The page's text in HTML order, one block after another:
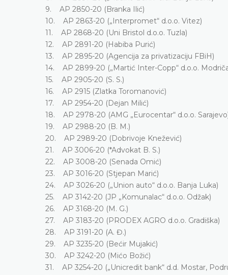
9. AP 2850-20 (Branka Ilić)
10. AP 2863-20 („Interpromet“ d.o.o. Vitez)
11. AP 2868-20 (Uni Bristol d.o.o. Tuzla)
12. AP 2891-20 (Habiba Purić)
13. AP 2895-20 (Agencija za privatizaciju FBiH)
14. AP 2899-20 („Martić Inter-Copp“ d.o.o.
15. AP 2905-20 (S. S.)
16. AP 2915 (Zlatka Toromanović)
17. AP 2954-20 (Dejan Milić)
18. AP 2978-20 (AMG „Eurocentar“ d.o.o.
19. AP 2988-20 (B. M.)
20. AP 2989-20 (Dobrivoje Knežević)
21. AP 3006-20 (*Advokat B. S.)
22. AP 3008-20 (Senada Omić)
23. AP 3016-20 (Stjepan Marić)
24. AP 3026-20 („Union auto“ d.o.o. Banja Luka)
25. AP 3142-20 (JP „Komunalac“ d.o.o. Odžak)
26. AP 3168-20 (M. G.)
27. AP 3183-20 (PRODEX AGRO d.o.o. Gradiška)
28. AP 3191-20 (A. Đ.)
29. AP 3235-20 (Bećir Mujakić)
30. AP 3242-20 (Mićo Božić)
31. AP 3254-20 („Unicredit bank“ d.d. Mostar,